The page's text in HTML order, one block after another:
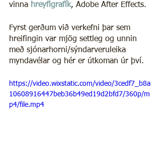
vinna hreyfigrafík, Adobe After Effects.
Fyrst gerðum við verkefni þar sem
hreifingin var mjög settleg og unnin
með sjónarhorni/sýndarveruleika
myndavélar og hér er útkoman úr því.
https://video.wixstatic.com/video/3cedf7_b8a
10608916447beb36b49ed19d2bfd7/360p/m
p4/file.mp4